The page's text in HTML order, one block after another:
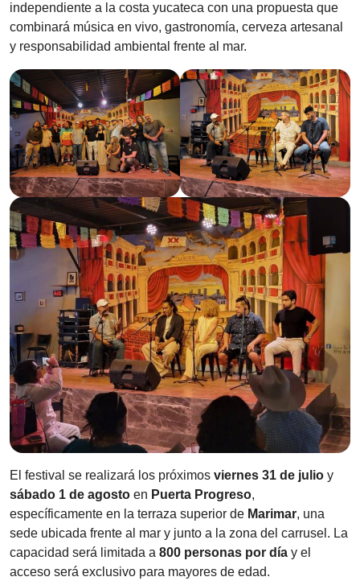
independiente a la costa yucateca con una propuesta que
combinará música en vivo, gastronomía, cerveza artesanal
y responsabilidad ambiental frente al mar.
El festival se realizará los próximos viernes 31 de julio y
sábado 1 de agosto en Puerta Progreso,
específicamente en la terraza superior de Marimar, una
sede ubicada frente al mar y junto a la zona del carrusel. La
capacidad será limitada a 800 personas por día y el
acceso será exclusivo para mayores de edad.